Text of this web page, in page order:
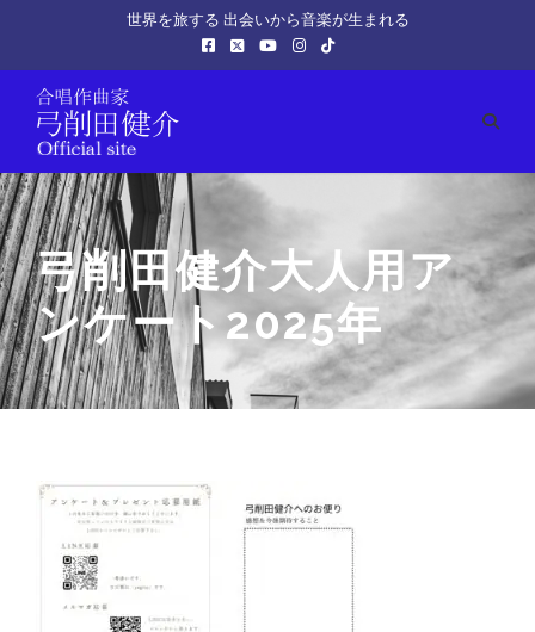
世界を旅する 出会いから音楽が生まれる
弓削田健介大人用ア
ンケート2025年